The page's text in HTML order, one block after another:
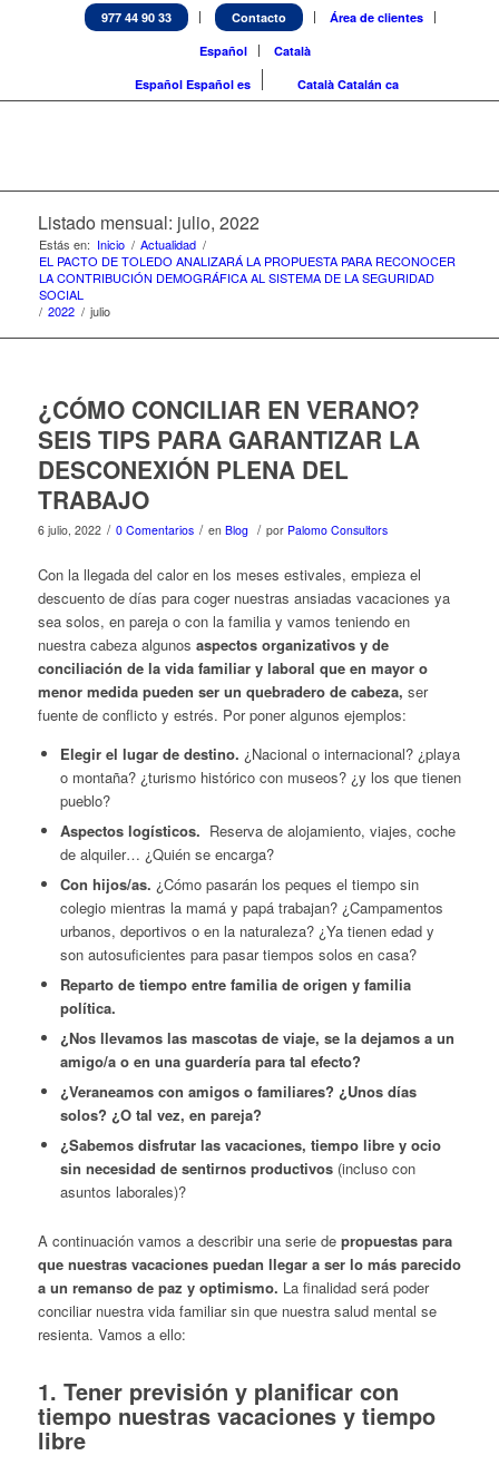
977 44 90 33 Contacto
Área de clientes
Español
Català
Español Español es Català Catalán ca
Listado mensual: julio, 2022
Estás en: Inicio / Actualidad /
EL PACTO DE TOLEDO ANALIZARÁ LA PROPUESTA PARA RECONOCER
LA CONTRIBUCIÓN DEMOGRÁFICA AL SISTEMA DE LA SEGURIDAD
SOCIAL
/ 2022 / julio
¿CÓMO CONCILIAR EN VERANO?
SEIS TIPS PARA GARANTIZAR LA
DESCONEXIÓN PLENA DEL
TRABAJO
6 julio, 2022 / 0 Comentarios / en Blog / por Palomo Consultors
Con la llegada del calor en los meses estivales, empieza el
descuento de días para coger nuestras ansiadas vacaciones ya
sea solos, en pareja o con la familia y vamos teniendo en
nuestra cabeza algunos aspectos organizativos y de
conciliación de la vida familiar y laboral que en mayor o
menor medida pueden ser un quebradero de cabeza, ser
fuente de conflicto y estrés. Por poner algunos ejemplos:
Elegir el lugar de destino. ¿Nacional o internacional? ¿playa
o montaña? ¿turismo histórico con museos? ¿y los que tienen
pueblo?
Aspectos logísticos. Reserva de alojamiento, viajes, coche
de alquiler… ¿Quién se encarga?
Con hijos/as. ¿Cómo pasarán los peques el tiempo sin
colegio mientras la mamá y papá trabajan? ¿Campamentos
urbanos, deportivos o en la naturaleza? ¿Ya tienen edad y
son autosuficientes para pasar tiempos solos en casa?
Reparto de tiempo entre familia de origen y familia
política.
¿Nos llevamos las mascotas de viaje, se la dejamos a un
amigo/a o en una guardería para tal efecto?
¿Veraneamos con amigos o familiares? ¿Unos días
solos? ¿O tal vez, en pareja?
¿Sabemos disfrutar las vacaciones, tiempo libre y ocio
sin necesidad de sentirnos productivos(incluso con
asuntos laborales)?
A continuación vamos a describir una serie de propuestas para
que nuestras vacaciones puedan llegar a ser lo más parecido
a un remanso de paz y optimismo. La finalidad será poder
conciliar nuestra vida familiar sin que nuestra salud mental se
resienta. Vamos a ello:
1. Tener previsión y planificar con
tiempo nuestras vacaciones y tiempo
libre